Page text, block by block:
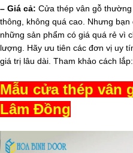
– Giá cả: Cửa thép vân gỗ
thông, không quá cao. Nhưng
những sản phẩm có giá quá rẻ vì
lượng. Hãy ưu tiên các đơn vị uy
giá trị lâu dài. Tham khảo cách lắp:
Mẫu cửa thép vân
Lâm Đồng